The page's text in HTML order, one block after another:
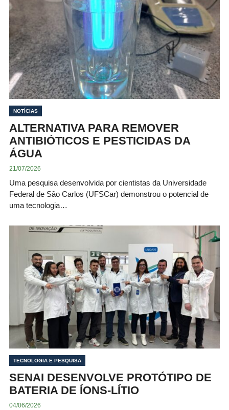
NOTÍCIAS
ALTERNATIVA PARA REMOVER
ANTIBIÓTICOS E PESTICIDAS DA
ÁGUA
21/07/2026
Uma pesquisa desenvolvida por cientistas da Universidade
Federal de São Carlos (UFSCar) demonstrou o potencial de
uma tecnologia…
TECNOLOGIA E PESQUISA
SENAI DESENVOLVE PROTÓTIPO DE
BATERIA DE ÍONS-LÍTIO
04/06/2026